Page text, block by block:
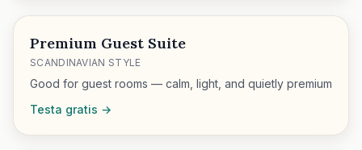
Premium Guest Suite
SCANDINAVIAN STYLE
Good for guest rooms — calm, light, and quietly premium
Testa gratis →